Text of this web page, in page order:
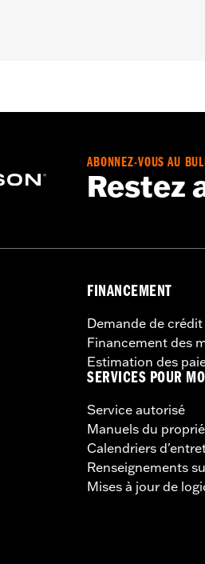
matériel de fixation et
ABONNEZ-VOUS AU
Restez
FINANCEMENT
Demande de crédit
Financement des
Estimation des
SERVICES POUR
Service autorisé
Manuels du
Calendriers
Renseignements
Mises à jour de